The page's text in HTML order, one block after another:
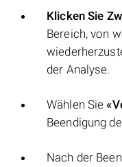
Klicken Sie
Bereich, von
der Analyse.
Wählen Sie
Beendigung
Nach der